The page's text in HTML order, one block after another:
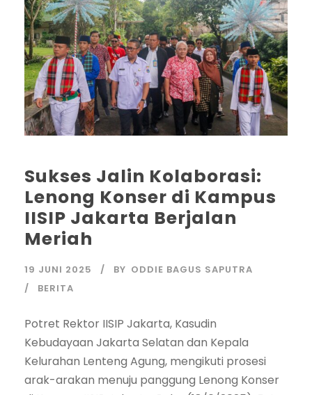
Sukses Jalin Kolaborasi:
Lenong Konser di Kampus
IISIP Jakarta Berjalan
Meriah
19 JUNI 2025 BY ODDIE BAGUS SAPUTRA
BERITA
Potret Rektor IISIP Jakarta, Kasudin
Kebudayaan Jakarta Selatan dan Kepala
Kelurahan Lenteng Agung, mengikuti prosesi
arak-arakan menuju panggung Lenong Konser